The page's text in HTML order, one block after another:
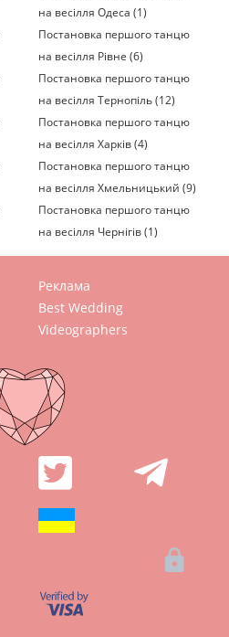
на весілля Одеса (1)
Постановка першого танцю
на весілля Рівне (6)
Постановка першого танцю
на весілля Тернопіль (12)
Постановка першого танцю
на весілля Харків (4)
Постановка першого танцю
на весілля Хмельницький (9)
Постановка першого танцю
на весілля Чернігів (1)
Реклама
Best Wedding
Videographers